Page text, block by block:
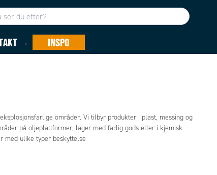
INSPO
områder. Vi tilbyr produkter i plast, messing og
på oljeplattformer, lager med farlig gods eller i kjemisk
med ulike typer beskyttelse